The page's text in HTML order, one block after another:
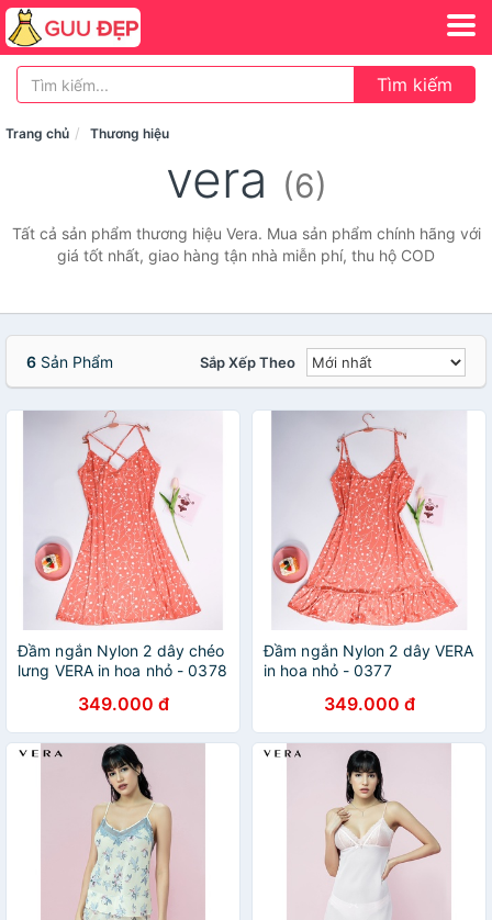
Tìm kiếm
Trang chủ Thương hiệu
vera (6)
Tất cả sản phẩm thương hiệu Vera. Mua sản phẩm chính hãng với
giá tốt nhất, giao hàng tận nhà miễn phí, thu hộ COD
6 Sản Phẩm Sắp Xếp Theo
Đầm ngắn Nylon 2 dây chéo
lưng VERA in hoa nhỏ - 0378
349.000 đ
Đầm ngắn Nylon 2 dây VERA
in hoa nhỏ - 0377
349.000 đ